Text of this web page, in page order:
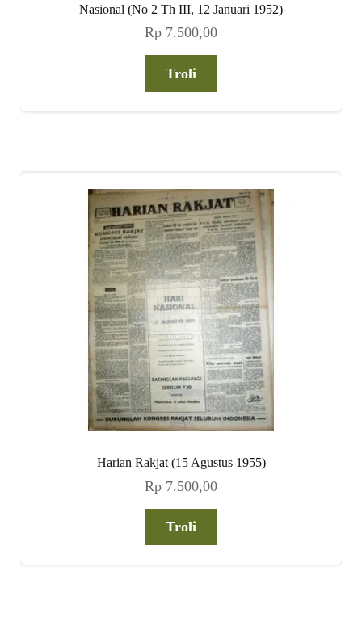
Nasional (No 2 Th III, 12 Januari 1952)
Rp 7.500,00
Troli
Harian Rakjat (15 Agustus 1955)
Rp 7.500,00
Troli